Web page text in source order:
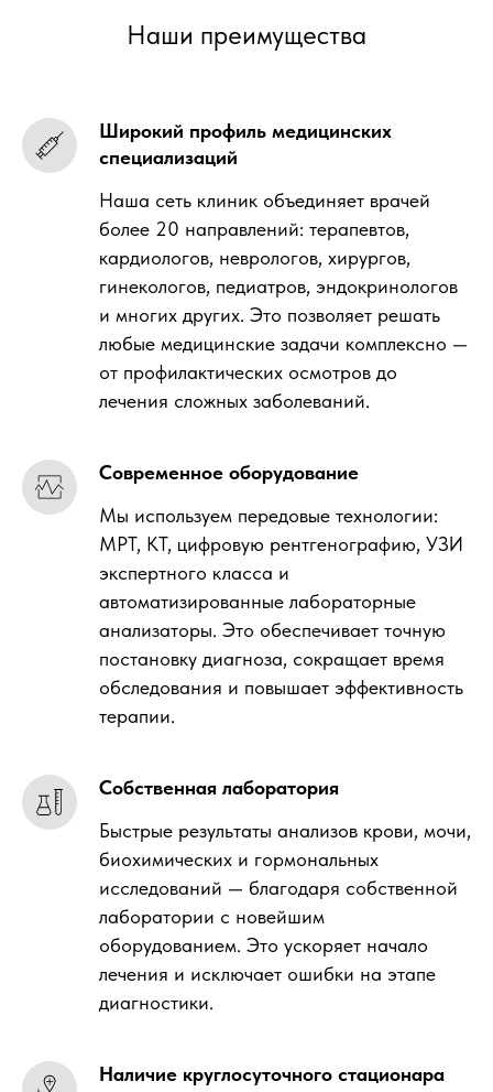
Наши преимущества
Широкий профиль медицинских
специализаций
Наша сеть клиник объединяет врачей
более 20 направлений: терапевтов,
кардиологов, неврологов, хирургов,
гинекологов, педиатров, эндокринологов
и многих других. Это позволяет решать
любые медицинские задачи комплексно —
от профилактических осмотров до
лечения сложных заболеваний.
Современное оборудование
Мы используем передовые технологии:
МРТ, КТ, цифровую рентгенографию, УЗИ
экспертного класса и
автоматизированные лабораторные
анализаторы. Это обеспечивает точную
постановку диагноза, сокращает время
обследования и повышает эффективность
терапии.
Собственная лаборатория
Быстрые результаты анализов крови, мочи,
биохимических и гормональных
исследований — благодаря собственной
лаборатории с новейшим
оборудованием. Это ускоряет начало
лечения и исключает ошибки на этапе
диагностики.
Наличие круглосуточного стационара